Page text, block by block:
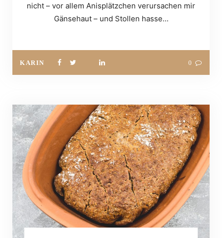
nicht – vor allem Anisplätzchen verursachen mir
Gänsehaut – und Stollen hasse…
KARIN 0